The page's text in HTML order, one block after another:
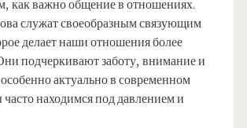
как важно общение в отношениях.
служат своеобразным связующим
делает наши отношения более
подчеркивают заботу, внимание и
актуально в современном
находимся под давлением и